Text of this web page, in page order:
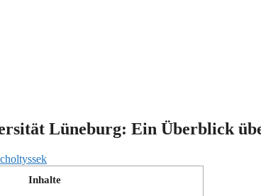
Lüneburg: Ein Überblick
Inhalte